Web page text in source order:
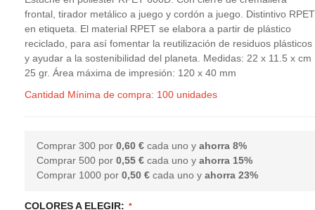
frontal, tirador metálico a juego y cordón a juego. Distintivo RPET
en etiqueta. El material RPET se elabora a partir de plástico
reciclado, para así fomentar la reutilización de residuos plásticos
y ayudar a la sostenibilidad del planeta. Medidas: 22 x 11.5 x cm
25 gr. Área máxima de impresión: 120 x 40 mm
Cantidad Mínima de compra: 100 unidades
Comprar 300 por0,60 € cada uno yahorra8%
Comprar 500 por0,55 € cada uno yahorra 15%
Comprar 1000 por0,50 € cada uno yahorra23%
COLORES A ELEGIR: